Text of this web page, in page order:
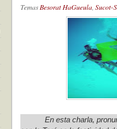
Temas Besorat HaGueula Sucot-
En esta charla,